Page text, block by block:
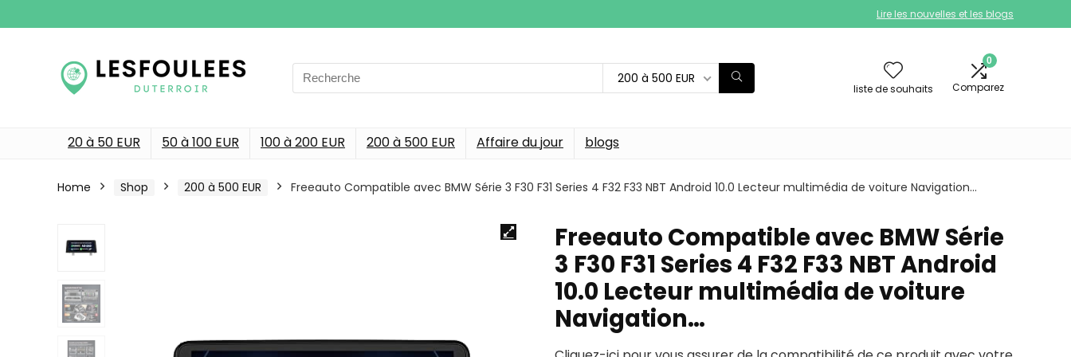
Lire les nouvelles et les blogs
Search
for:
200 à 500 EUR
liste de souhaits
0
Comparez
20 à 50 EUR 50 à 100 EUR 100 à 200 EUR 200 à 500 EUR Affaire du jour blogs
Home Shop 200 à 500 EUR Freeauto Compatible avec BMW Série 3 F30 F31 Series 4 F32 F33 NBT Android 10.0 Lecteur multimédia de voiture Navigation…
Freeauto Compatible avec BMW Série
3 F30 F31 Series 4 F32 F33 NBT Android
10.0 Lecteur multimédia de voiture
Navigation…